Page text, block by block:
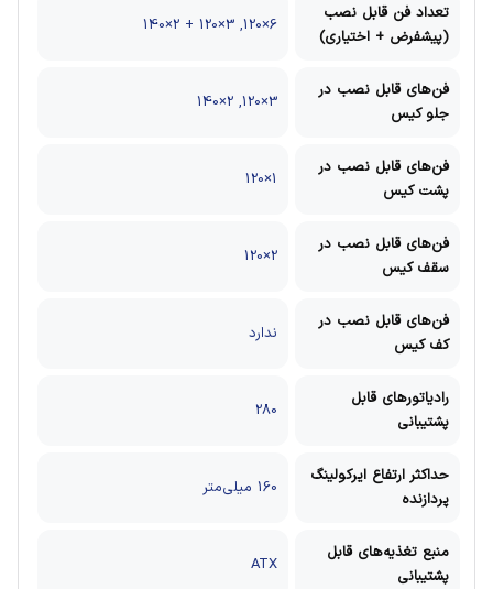
تعداد فن قابل نصب
(پیشفرض + اختیاری)
6×120, 3×120 + 2×140
فن‌های قابل نصب در
جلو کیس
3×120, 2×140
فن‌های قابل نصب در
پشت کیس
1×120
فن‌های قابل نصب در
سقف کیس
2×120
فن‌های قابل نصب در
کف کیس
ندارد
رادیاتورهای قابل
پشتیبانی
280
حداکثر ارتفاع ایرکولینگ
پردازنده
160 میلی‌متر
منبع تغذیه‌های قابل
پشتیبانی
ATX